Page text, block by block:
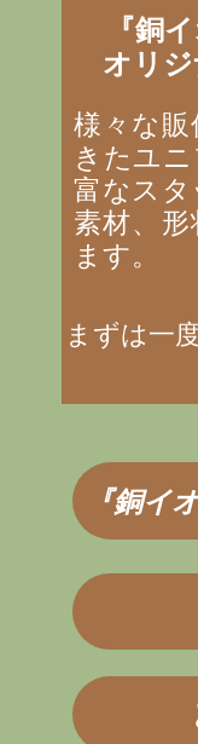
『銅
オリ
様々な
きたユ
富なス
素材、
ます。
まずは一
『銅イ